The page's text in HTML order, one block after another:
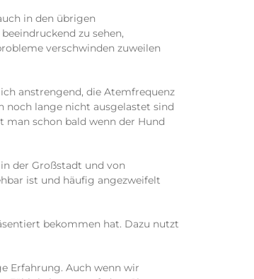
in den übrigen
zu sehen,
verschwinden zuweilen
anstrengend, die Atemfrequenz
noch lange nicht ausgelastet sind
man schon bald wenn der Hund
der Großstadt und von
ist und häufig angezweifelt
bekommen hat. Dazu nutzt
Erfahrung. Auch wenn wir